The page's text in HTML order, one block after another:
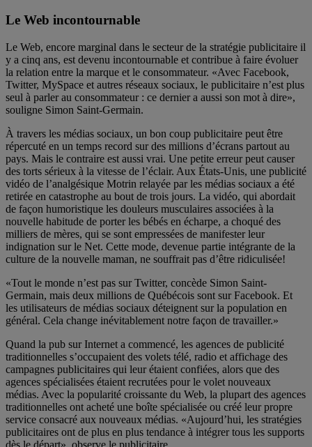
Le Web incontournable
Le Web, encore marginal dans le secteur de la stratégie publicitaire il
y a cinq ans, est devenu incontournable et contribue à faire évoluer
la relation entre la marque et le consommateur. «Avec Facebook,
Twitter, MySpace et autres réseaux sociaux, le publicitaire n’est plus
seul à parler au consommateur : ce dernier a aussi son mot à dire»,
souligne Simon Saint-Germain.
À travers les médias sociaux, un bon coup publicitaire peut être
répercuté en un temps record sur des millions d’écrans partout au
pays. Mais le contraire est aussi vrai. Une petite erreur peut causer
des torts sérieux à la vitesse de l’éclair. Aux États-Unis, une publicité
vidéo de l’analgésique Motrin relayée par les médias sociaux a été
retirée en catastrophe au bout de trois jours. La vidéo, qui abordait
de façon humoristique les douleurs musculaires associées à la
nouvelle habitude de porter les bébés en écharpe, a choqué des
milliers de mères, qui se sont empressées de manifester leur
indignation sur le Net. Cette mode, devenue partie intégrante de la
culture de la nouvelle maman, ne souffrait pas d’être ridiculisée!
«Tout le monde n’est pas sur Twitter, concède Simon Saint-
Germain, mais deux millions de Québécois sont sur Facebook. Et
les utilisateurs de médias sociaux déteignent sur la population en
général. Cela change inévitablement notre façon de travailler.»
Quand la pub sur Internet a commencé, les agences de publicité
traditionnelles s’occupaient des volets télé, radio et affichage des
campagnes publicitaires qui leur étaient confiées, alors que des
agences spécialisées étaient recrutées pour le volet nouveaux
médias. Avec la popularité croissante du Web, la plupart des agences
traditionnelles ont acheté une boîte spécialisée ou créé leur propre
service consacré aux nouveaux médias. «Aujourd’hui, les stratégies
publicitaires ont de plus en plus tendance à intégrer tous les supports
dès le départ», observe le publicitaire.